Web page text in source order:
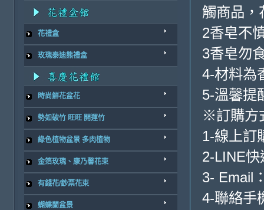
花禮盒
玫瑰泰迪熊禮盒
時尚鮮花盆花
勢如破竹 旺旺 開運竹
綠色植物盆景 多肉植物
金箔玫瑰、康乃馨花束
有錢花/鈔票花束
蝴蝶蘭盆景
觸商品，
2香皂不
3香皂勿
4-材料為
5-溫馨提
※訂購方
1-線上訂
2-LINE
3- Email
4-聯絡手